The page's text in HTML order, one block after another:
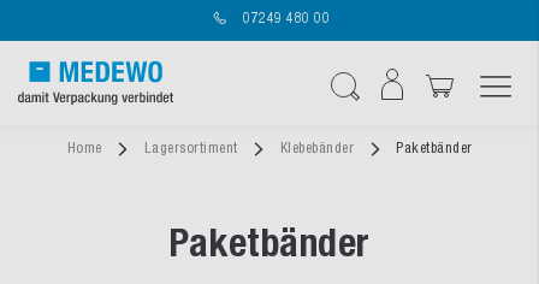
07249 480 00
Home Lagersortiment Klebebänder Paketbänder
Paketbänder